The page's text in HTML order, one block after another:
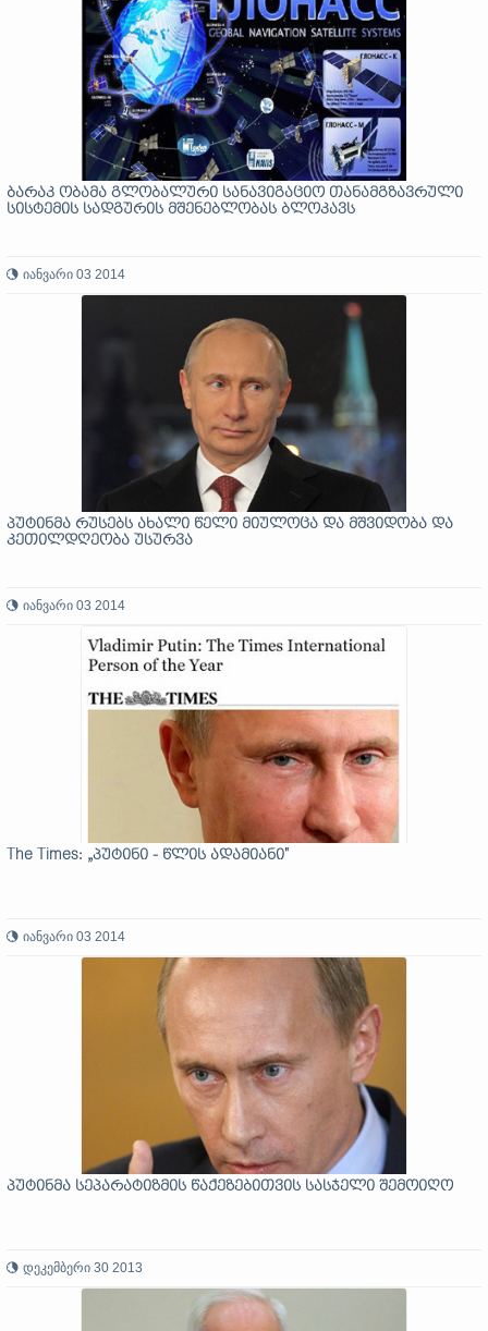
ბარაკ ობამა გლობალური სანავიგაციო თანამგზავრული
სისტემის სადგურის მშენებლობას ბლოკავს
იანვარი 03 2014
პუტინმა რუსებს ახალი წელი მიულოცა და მშვიდობა და
კეთილდღეობა უსურვა
იანვარი 03 2014
The Times: „პუტინი - წლის ადამიანი"
იანვარი 03 2014
პუტინმა სეპარატიზმის წაქეზებითვის სასჯელი შემოიღო
დეკემბერი 30 2013